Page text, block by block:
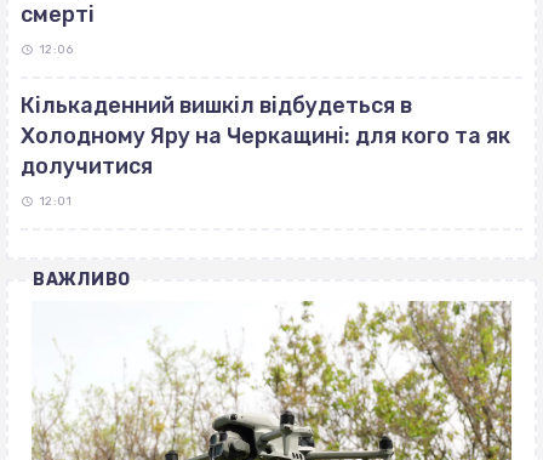
смерті
12:06
Кількаденний вишкіл відбудеться в
Холодному Яру на Черкащині: для кого та як
долучитися
12:01
ВАЖЛИВО